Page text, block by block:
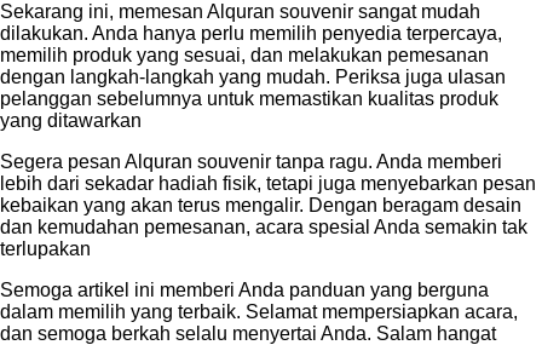
Sekarang ini, memesan Alquran souvenir sangat mudah
dilakukan. Anda hanya perlu memilih penyedia terpercaya,
memilih produk yang sesuai, dan melakukan pemesanan
dengan langkah-langkah yang mudah. Periksa juga ulasan
pelanggan sebelumnya untuk memastikan kualitas produk
yang ditawarkan
Segera pesan Alquran souvenir tanpa ragu. Anda memberi
lebih dari sekadar hadiah fisik, tetapi juga menyebarkan pesan
kebaikan yang akan terus mengalir. Dengan beragam desain
dan kemudahan pemesanan, acara spesial Anda semakin tak
terlupakan
Semoga artikel ini memberi Anda panduan yang berguna
dalam memilih yang terbaik. Selamat mempersiapkan acara,
dan semoga berkah selalu menyertai Anda. Salam hangat